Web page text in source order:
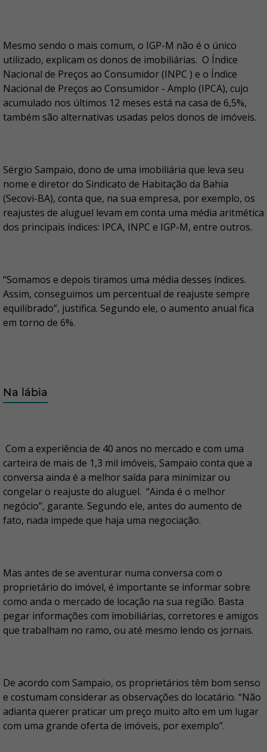
Mesmo sendo o mais comum, o IGP-M não é o único
utilizado, explicam os donos de imobiliárias. O Índice
Nacional de Preços ao Consumidor (INPC ) e o Índice
Nacional de Preços ao Consumidor - Amplo (IPCA), cujo
acumulado nos últimos 12 meses está na casa de 6,5%,
também são alternativas usadas pelos donos de imóveis.
Sérgio Sampaio, dono de uma imobiliária que leva seu
nome e diretor do Sindicato de Habitação da Bahia
(Secovi-BA), conta que, na sua empresa, por exemplo, os
reajustes de aluguel levam em conta uma média aritmética
dos principais índices: IPCA, INPC e IGP-M, entre outros.
“Somamos e depois tiramos uma média desses índices.
Assim, conseguimos um percentual de reajuste sempre
equilibrado”, justifica. Segundo ele, o aumento anual fica
em torno de 6%.
Na lábia
Com a experiência de 40 anos no mercado e com uma
carteira de mais de 1,3 mil imóveis, Sampaio conta que a
conversa ainda é a melhor saída para minimizar ou
congelar o reajuste do aluguel. “Ainda é o melhor
negócio”, garante. Segundo ele, antes do aumento de
fato, nada impede que haja uma negociação.
Mas antes de se aventurar numa conversa com o
proprietário do imóvel, é importante se informar sobre
como anda o mercado de locação na sua região. Basta
pegar informações com imobiliárias, corretores e amigos
que trabalham no ramo, ou até mesmo lendo os jornais.
De acordo com Sampaio, os proprietários têm bom senso
e costumam considerar as observações do locatário. “Não
adianta querer praticar um preço muito alto em um lugar
com uma grande oferta de imóveis, por exemplo”.